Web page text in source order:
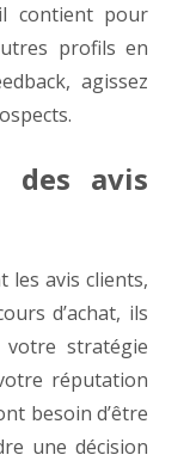
contient pour
profils en
agissez
des avis
les avis clients,
d’achat, ils
stratégie
réputation
besoin d’être
une décision